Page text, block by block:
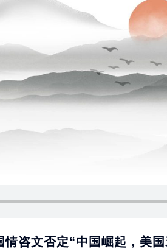
情咨文否定“中国崛起，美国